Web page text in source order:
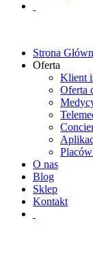
Strona
Oferta
Klient
Oferta
O nas
Blog
Sklep
Kontakt